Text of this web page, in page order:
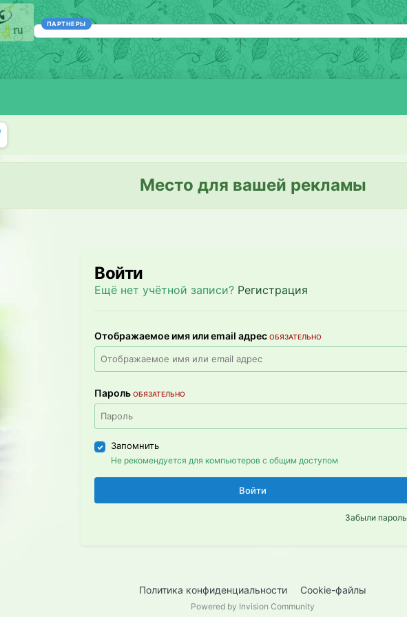
ПАРТНЕРЫ
Место для вашей рекламы
Войти
Ещё нет учётной записи? Регистрация
Отображаемое имя или email адрес ОБЯЗАТЕЛЬНО
Пароль ОБЯЗАТЕЛЬНО
Запомнить
Не рекомендуется для компьютеров с общим доступом
Войти
Забыли
Политика конфиденциальности Cookie-файлы
Powered by Invision Community